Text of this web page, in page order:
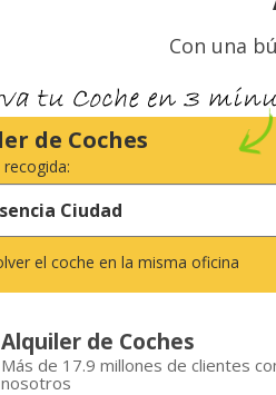
Con una
de Coches
el coche en la misma oficina
Alquiler de Coches
Más de 17.9 millones de clientes
nosotros